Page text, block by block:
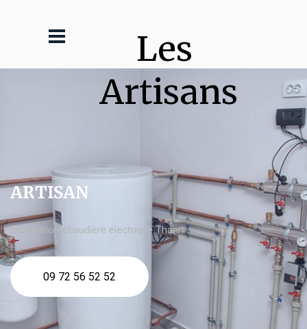
Les
Artisans
ARTISAN
Installation chaudière électrique Thann
09 72 56 52 52